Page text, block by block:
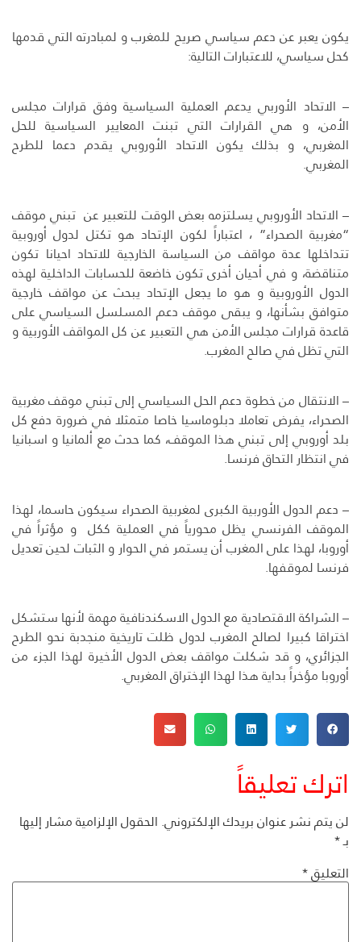
يكون يعبر عن دعم سياسي صريح للمغرب و لمبادرته التي قدمها
كحل سياسي، للاعتبارات التالية:
– الاتحاد الأوربي يدعم العملية السياسية وفق قرارات مجلس
الأمن، و هي القرارات التي تبنت المعايير السياسية للحل
المغربي، و بذلك يكون الاتحاد الأوروبي يقدم دعما للطرح
المغربي.
– الاتحاد الأوروبي يسلتزمه بعض الوقت للتعبير عن تبني موقف
“مغربية الصحراء” ، اعتباراً لكون الإتحاد هو تكتل لدول أوروبية
تتداخلها عدة مواقف من السياسة الخارجية للاتحاد احيانا تكون
متناقضة، و في أحيان أخرى تكون خاضعة للحسابات الداخلية لهذه
الدول الأوروبية و هو ما يجعل الإتحاد يبحث عن مواقف خارجية
متوافق بشأنها، و يبقى موقف دعم المسلسل السياسي على
قاعدة قرارات مجلس الأمن هي التعبير عن كل المواقف الأوربية و
التي تظل في صالح المغرب.
– الانتقال من خطوة دعم الحل السياسي إلى تبني موقف مغربية
الصحراء، يفرض تعاملا دبلوماسيا خاصا متمثلا في ضرورة دفع كل
بلد أوروبي إلى تبني هذا الموقف، كما حدث مع ألمانيا و اسبانيا
في انتظار التحاق فرنسا.
– دعم الدول الأوربية الكبرى لمغربية الصحراء سيكون حاسما، لهذا
الموقف الفرنسي يظل محورياً في العملية ككل و مؤثراً في
أوروبا، لهذا على المغرب أن يستمر في الحوار و الثبات لحين تعديل
فرنسا لموقفها.
– الشراكة الاقتصادية مع الدول الاسكندنافية مهمة لأنها ستشكل
اختراقا كبيرا لصالح المغرب لدول ظلت تاريخية منجدبة نحو الطرح
الجزائري، و قد شكلت مواقف بعض الدول الأخيرة لهذا الجزء من
أوروبا مؤخراً بداية هذا لهذا الإختراق المغربي.
اترك تعليقاً
لن يتم نشر عنوان بريدك الإلكتروني.الحقول الإلزامية مشار إليها
بـ*
التعليق*